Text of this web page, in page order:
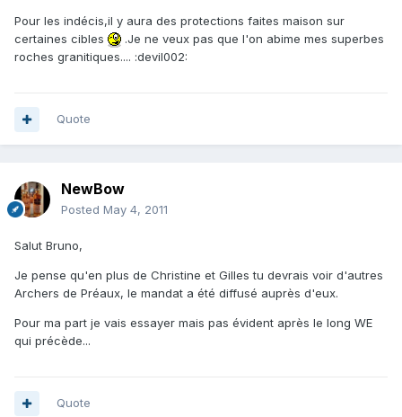
Pour les indécis,il y aura des protections faites maison sur
certaines cibles
.Je ne veux pas que l'on abime mes superbes
roches granitiques.... :devil002:
Quote
NewBow
Posted May 4, 2011
Salut Bruno,
Je pense qu'en plus de Christine et Gilles tu devrais voir d'autres
Archers de Préaux, le mandat a été diffusé auprès d'eux.
Pour ma part je vais essayer mais pas évident après le long WE
qui précède...
Quote